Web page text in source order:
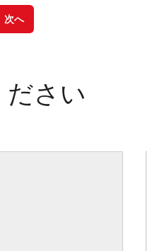
次へ
ださい